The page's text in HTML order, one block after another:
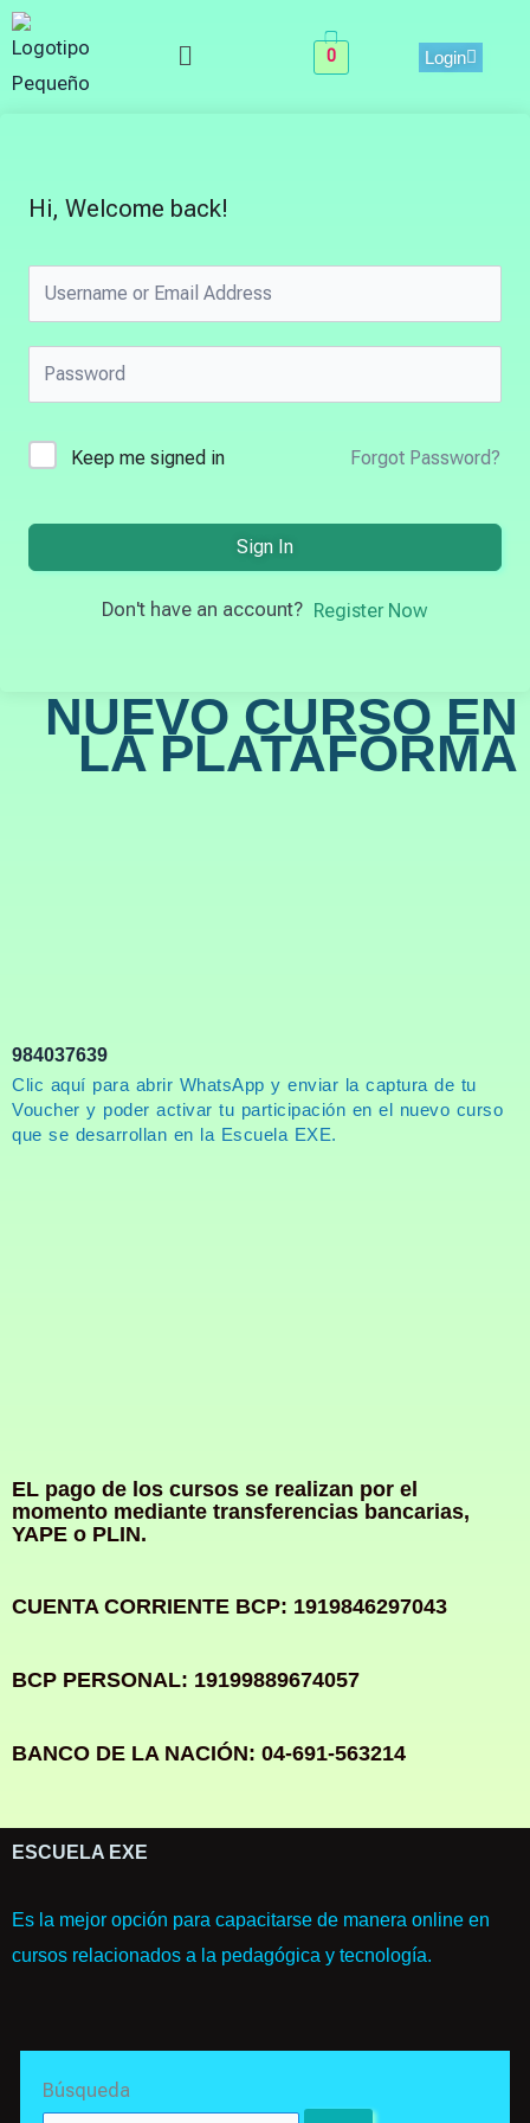
Skip
to
content
Menu 0 Login
Hi, Welcome back!
Keep me signed in Forgot Password?
Sign In
Don't have an account? Register Now
NUEVO CURSO EN
LA PLATAFORMA
984037639
Clic aquí para abrir WhatsApp y enviar la captura de tu
Voucher y poder activar tu participación en el nuevo curso
que se desarrollan en la Escuela EXE.
EL pago de los cursos se realizan por el
momento mediante transferencias bancarias,
YAPE o PLIN.
CUENTA CORRIENTE BCP: 1919846297043
BCP PERSONAL: 19199889674057
BANCO DE LA NACIÓN: 04-691-563214
ESCUELA EXE
Es la mejor opción para capacitarse de manera online en
cursos relacionados a la pedagógica y tecnología.
Búsqueda
for: